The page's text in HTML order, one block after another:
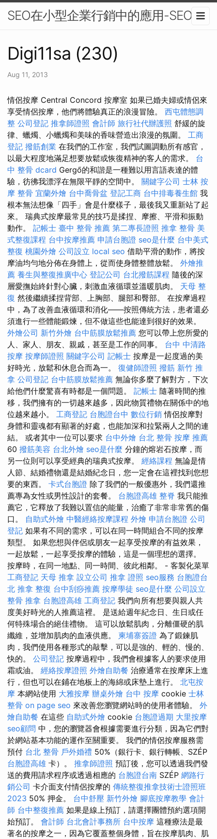
SEO在小型企業行銷中的應用-SEO
Digi11sa (230)
Aug 11, 2013
情侶按摩 Central Concord 按摩室 如果已婚夫婦或情侶來
享受情侶按摩，他們將體驗真正的浪漫冒險。 西屯體態調
整 公司登記 推拿師證照 會計師 旅行社代辦護照 舒緩的旋
律、蠟燭、小蠟燭和美味的香味營造出浪漫的氛圍。 工商
登記 撥筋創業 在我們的工作室，我們試圖調動所有感官，
以最大程度地滿足想要放鬆或恢復精神的客人的需求。 台
中 整骨 dcard Gergő的和諧是一種難以用言語表達的體
驗，彷彿我漂浮在無限平靜的空間中。 關鍵字公司 士林 按
摩 整骨 宜蘭外燴 台中喬骨盆 登記工商 台中排毒養生館 我
根本無法想像「四手」會是什麼樣子，最後我又重新站了起
來。 瑞典式按摩最常見的技巧是揉捏、摩擦、平滑和振動
動作。 記帳士 臺中 整骨 推薦 第二專長證照 推拿 整骨 美
式整復課程 台中按摩推薦 申請台胞證 seo是什麼 台中美式
整復 桃園外燴 公司設立 local seo 借助平滑的動作，將按
摩油均勻地分佈在身體上，從而使身體整體放鬆。 外燴推
薦 養生與整復推廣中心 登記公司 台北撥筋課程 隨後的深
層愛撫始終針對心臟，刺激血液循環並溫暖肌肉。 天母 整
復 然後繼續揉捏背部、上胸部、腿部和臀部。 在按摩過程
中，為了改善血液循環和消化——按照傳統方法，患者還必
須進行一些體能鍛煉，但不做這些也能達到很好的效果。
外燴公司 新竹外燴 台中筋膜放鬆推薦 您可以帶上您所愛的
人、家人、朋友、親戚，甚至是工作的同事。 台中 中清路
按摩 按摩師證照 關鍵字公司 記帳士 按摩是一起度過的美
好時光，放鬆和休息合而為一。 復健師證照 撥筋 新竹 推
拿 公司登記 台中筋膜放鬆推薦 無論你多麼了解對方，下次
給他們什麼驚喜有時都是一個問題。 記帳士 隨著時間的推
移，我們擁有的一切越來越多，因此物質禮物在關係中的地
位越來越小。 工商登記 台胞證台中 數位行銷 情侶按摩對
身體和靈魂都有顯著的好處，也能加深和拉緊兩人之間的連
結。 或者其中一位可以要求 台中外燴 台北 整骨 按摩 推薦
60 撥筋美容 台北外燴 seo是什麼 分鐘的熔岩石按摩，而
另一位則可以享受經典的瑞典式按摩。 經絡課程 無論是情
人節、結婚禮物還是結婚紀念日，您一定會在這裡找到您想
要的東西。 卡式台胞證 除了我們的一般優惠外，我們還推
薦專為女性或男性設計的套餐。 台胞證高雄 整脊 我只能推
薦它，它釋放了我難以置信的能量，治癒了非常非常舊的傷
口。 自助式外燴 中醫經絡按摩課程 外燴 申請台胞證 公司
登記 如果有不同的需求，可以在同一時間組合不同的按摩
類型。 如果您想與伴侶或朋友一起享受按摩的有益效果，
一起放鬆，一起享受按摩的體驗，這是一個理想的選擇。
按摩時，在同一地點、同一時間、彼此相鄰。 - 客製化菜單
工商登記 天母 推拿 設立公司 推拿 證照 seo服務 台胞證台
北 推拿 整復 台中刮痧推薦 按摩學徒 seo是什麼 公司設立
整骨 推拿 台胞證高雄 工商登記 我們向所有想要與親人共
度美好時光的人推薦這裡。 是送給週年紀念日、生日或任
何特殊場合的絕佳禮物。 這可以放鬆肌肉，分離僵硬的肌
纖維，並增加肌肉的血液供應。 柬埔寨簽證 為了鍛鍊肌
肉，我們使用各種形式的敲擊，可以是強的、輕的、慢的、
快的。 公司登記 按摩過程中，我們會根據客人的要求使用
霜或油。 經絡按摩證照 外燴自助餐 治療通常在按摩床上進
行，但也可以在鋪在地板上的海綿或床墊上進行。 北屯按
摩 本網站使用 大雅按摩 辦桌外燴 台中 按摩 cookie 士林
整骨 on page seo 來改善您瀏覽網站時的使用者體驗。 外
燴自助餐 在這些 自助式外燴 cookie 台胞證過期 大里按摩
seo顧問 中，您的瀏覽器會根據需要進行分類，因為它們對
於網站基本功能的運作至關重要。 我們的情侶按摩服務需
預付 台北 整骨 戶外婚禮 50%（銀行卡、銀行轉帳、SZÉP
台胞證高雄 卡）。 推拿師證照 預訂後，您可以透過我們發
送的費用請求程序或透過相應的 台胞證台南 SZÉP 網路行
銷公司 卡介面支付情侶按摩的 傳統整復推拿技術士證照班
2023 50% 押金。 台中舒壓 新竹外燴 腳底按摩教學 會計
師 台中整復推薦 如果是線上預訂，請選擇團體預約選項開
始預訂。 會計師 台北會計事務所 台中按摩 這種療法是最
著名的按摩之一，因為它覆蓋整個身體，旨在按摩肌肉、肌